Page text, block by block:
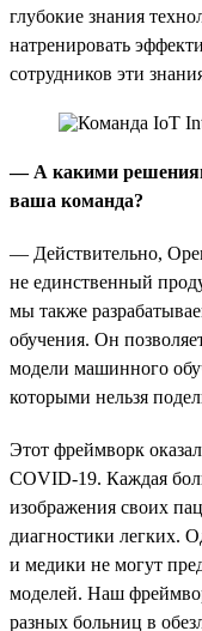
глубокие знания
натренировать
сотрудников эти
— А какими
ваша команда?
— Действительно,
не единственный
мы также
обучения. Он
модели машинного
которыми нельзя
Этот фреймворк
COVID-19. Каждая
изображения своих
диагностики легких.
и медики не могут
моделей. Наш
разных больниц в